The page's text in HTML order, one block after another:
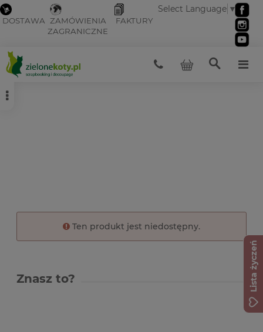
DOSTAWA ZAMÓWIENIA
ZAGRANICZNE
FAKTURY
Select Language ▼
Ten produkt jest niedostępny.
Znasz to? Lista życzeń